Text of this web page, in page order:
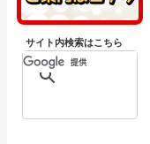
サイト内検索はこちら